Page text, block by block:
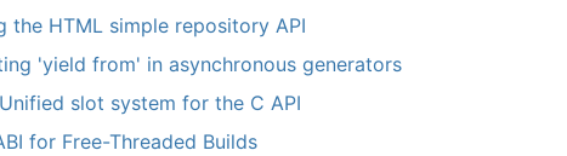
the HTML simple repository API
'yield from' in asynchronous generators
slot system for the C API
for Free-Threaded Builds